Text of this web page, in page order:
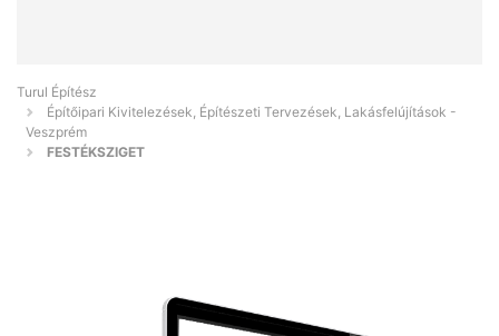
Turul Építész
Építőipari Kivitelezések, Építészeti Tervezések, Lakásfelújítások -
Veszprém
FESTÉKSZIGET